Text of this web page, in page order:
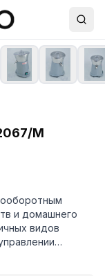
M
и домашнего
видов